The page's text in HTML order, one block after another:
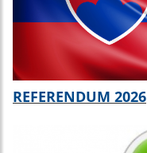
REFERENDUM 2026